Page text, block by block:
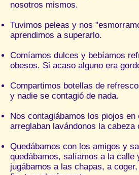
nosotros mismos.
Tuvimos peleas y nos
aprendimos a superarlo.
Comíamos dulces y bebíamos
obesos. Si acaso alguno era
Compartimos botellas de
y nadie se contagió de nada.
Nos contagiábamos los piojos
arreglaban lavándonos la cabeza
Quedábamos con los amigos y
quedábamos, salíamos a la calle
jugábamos a las chapas, a